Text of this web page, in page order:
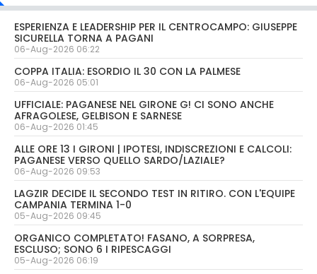
ESPERIENZA E LEADERSHIP PER IL CENTROCAMPO: GIUSEPPE
SICURELLA TORNA A PAGANI
06-Aug-2026 06:22
COPPA ITALIA: ESORDIO IL 30 CON LA PALMESE
06-Aug-2026 05:01
UFFICIALE: PAGANESE NEL GIRONE G! CI SONO ANCHE
AFRAGOLESE, GELBISON E SARNESE
06-Aug-2026 01:45
ALLE ORE 13 I GIRONI | IPOTESI, INDISCREZIONI E CALCOLI:
PAGANESE VERSO QUELLO SARDO/LAZIALE?
06-Aug-2026 09:53
LAGZIR DECIDE IL SECONDO TEST IN RITIRO. CON L'EQUIPE
CAMPANIA TERMINA 1-0
05-Aug-2026 09:45
ORGANICO COMPLETATO! FASANO, A SORPRESA,
ESCLUSO; SONO 6 I RIPESCAGGI
05-Aug-2026 06:19